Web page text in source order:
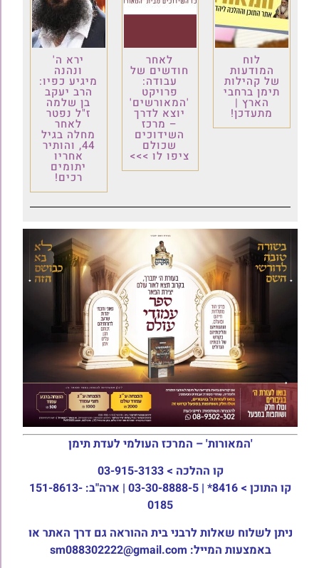
לוח
המודעות
של קהילות
תימן ברחבי
הארץ |
מתעדכן!
לאחר
חודשים של
עבודה:
פרויקט
'המאורשים'
יוצא לדרך
– מרכז
השידוכים
שכולם
ציפו לו >>>
ירא ה'
ונהנה
מיגיע כפיו:
הרב יעקב
בן שלמה
ז"ל נפטר
לאחר
מחלה בגיל
44, והותיר
אחריו
יתומים
רכים!
'המאורות' – המרכז העולמי לעדת תימן
קו ההלכה > 03-915-3133
קו התוכן >
8416* | 03-30-8888-5 | ארה"ב: 151-8613-
0185
ניתן לשלוח שאלות לרבני בית ההוראה גם דרך האתר או
באמצעות המייל: sm088302222@gmail.com